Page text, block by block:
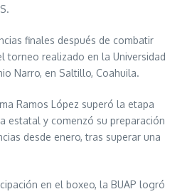
finales después de combatir
torneo realizado en la Universidad
Narro, en Saltillo, Coahuila.
Ramos López superó la etapa
estatal y comenzó su preparación
desde enero, tras superar una
en el boxeo, la BUAP logró